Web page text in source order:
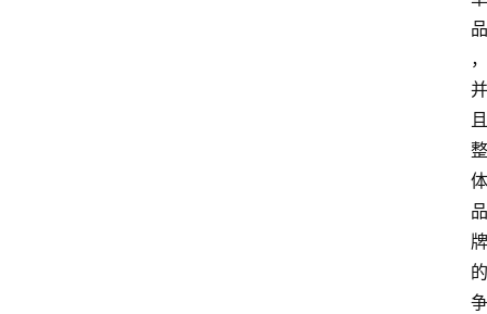
品
，
并
且
整
体
品
牌
的
争